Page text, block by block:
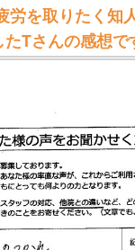
労を取りたく知
たTさんの感想で